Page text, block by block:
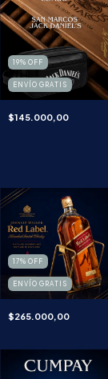
19% OFF
ENVÍO GRATIS
$145.000,00
17% OFF
ENVÍO GRATIS
$265.000,00